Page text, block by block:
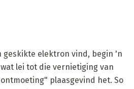
geskikte elektron vind, begin 'n
lei tot die vernietiging van
plaasgevind het. So